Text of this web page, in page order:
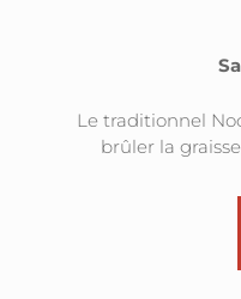
Le traditionnel
brûler la